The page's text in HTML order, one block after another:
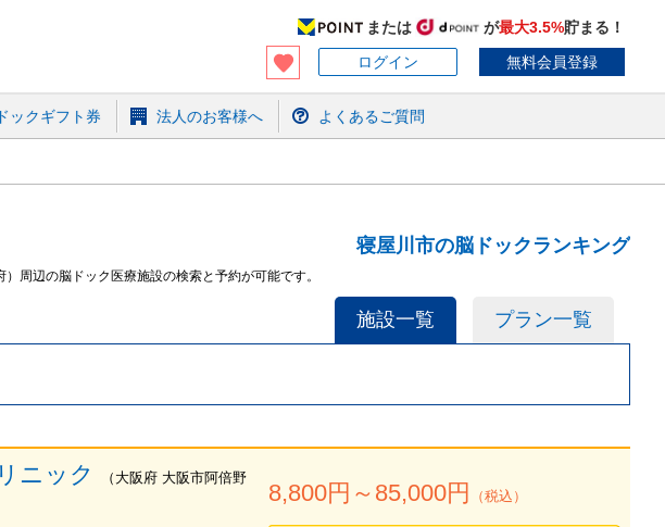
または が最大3.5%貯まる！
ログイン
無料会員登録
ックギフト券 法人のお客様へ よくあるご質問
寝屋川市の脳ドックランキング
周辺の脳ドック医療施設の検索と予約が可能です。
施設一覧 プラン一覧
ニック （ 大阪府 大阪市阿倍野
8,800円～ 85,000円 （税込）